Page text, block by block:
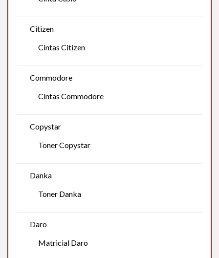
Citizen
Cintas Citizen
Commodore
Cintas Commodore
Copystar
Toner Copystar
Danka
Toner Danka
Daro
Matricial Daro